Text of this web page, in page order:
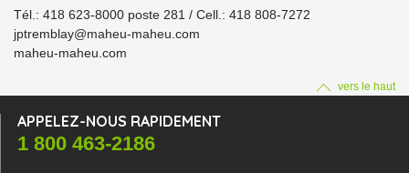
Tél.: 418 623-8000 poste 281 / Cell.: 418 808-7272
jptremblay@maheu-maheu.com
maheu-maheu.com
vers le haut
APPELEZ-NOUS RAPIDEMENT
1 800 463-2186